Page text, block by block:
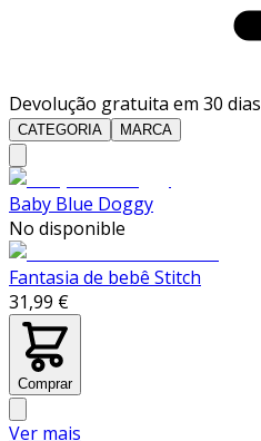
Devolução gratuita em 30 dias
CATEGORIA MARCA
Baby Blue Doggy
No disponible
Fantasia de bebê Stitch
31,99 €
Comprar
Ver mais